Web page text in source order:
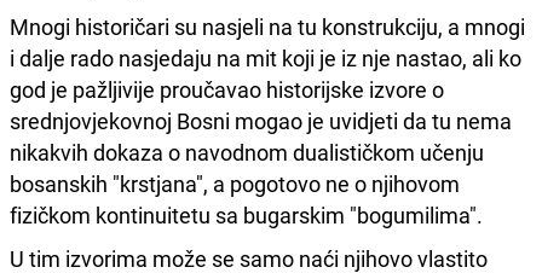
Mnogi historičari su nasjeli na tu konstrukciju, a mnogi
i dalje rado nasjedaju na mit koji je iz nje nastao, ali ko
god je pažljivije proučavao historijske izvore o
srednjovjekovnoj Bosni mogao je uvidjeti da tu nema
nikakvih dokaza o navodnom dualističkom učenju
bosanskih "krstjana", a pogotovo ne o njihovom
fizičkom kontinuitetu sa bugarskim "bogumilima".
U tim izvorima može se samo naći njihovo vlastito